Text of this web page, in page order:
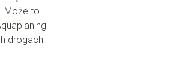
Może to
drogach